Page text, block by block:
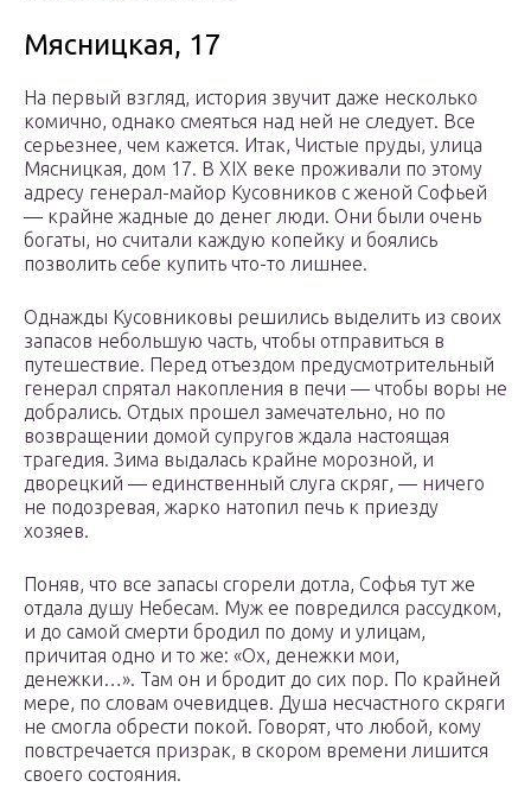
Мясницкая, 17
На первый взгляд, история звучит даже несколько
комично, однако смеяться над ней не следует. Все
серьезнее, чем кажется. Итак, Чистые пруды, улица
Мясницкая, дом 17. В XIX веке проживали по этому
адресу генерал-майор Кусовников с женой Софьей
— крайне жадные до денег люди. Они были очень
богаты, но считали каждую копейку и боялись
позволить себе купить что-то лишнее.
Однажды Кусовниковы решились выделить из своих
запасов небольшую часть, чтобы отправиться в
путешествие. Перед отъездом предусмотрительный
генерал спрятал накопления в печи — чтобы воры не
добрались. Отдых прошел замечательно, но по
возвращении домой супругов ждала настоящая
трагедия. Зима выдалась крайне морозной, и
дворецкий — единственный слуга скряг, — ничего
не подозревая, жарко натопил печь к приезду
хозяев.
Поняв, что все запасы сгорели дотла, Софья тут же
отдала душу Небесам. Муж ее повредился рассудком,
и до самой смерти бродил по дому и улицам,
причитая одно и то же: «Ох, денежки мои,
денежки…». Там он и бродит до сих пор. По крайней
мере, по словам очевидцев. Душа несчастного скряги
не смогла обрести покой. Говорят, что любой, кому
повстречается призрак, в скором времени лишится
своего состояния.